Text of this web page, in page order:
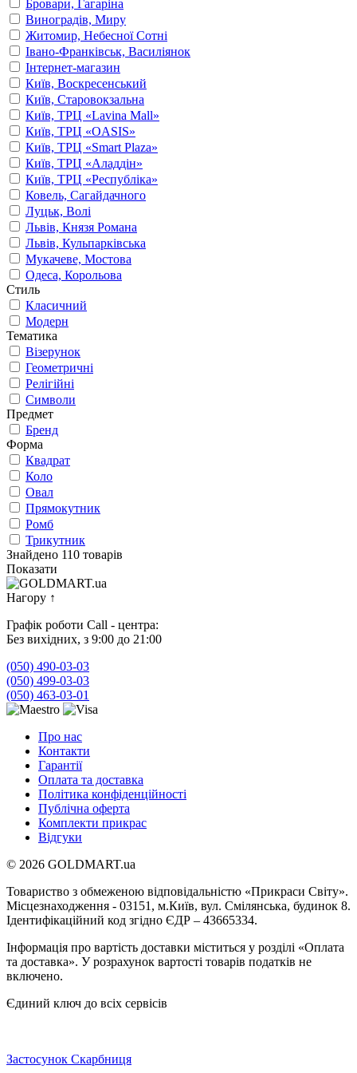
Бровари, Гагаріна
Виноградів, Миру
Житомир, Небесної Сотні
Івано-Франківськ, Василіянок
Інтернет-магазин
Київ, Воскресенський
Київ, Старовокзальна
Київ, ТРЦ «Lavina Mall»
Київ, ТРЦ «OASIS»
Київ, ТРЦ «Smart Plaza»
Київ, ТРЦ «Аладдін»
Київ, ТРЦ «Республіка»
Ковель, Сагайдачного
Луцьк, Волі
Львів, Князя Романа
Львів, Кульпарківська
Мукачеве, Мостова
Одеса, Корольова
Стиль
Класичний
Модерн
Тематика
Візерунок
Геометричні
Релігійні
Символи
Предмет
Бренд
Форма
Квадрат
Коло
Овал
Прямокутник
Ромб
Трикутник
Знайдено 110 товарів
Показати
Нагору ↑
Графік роботи Call - центра:
Без вихідних, з 9:00 до 21:00
(050) 490-03-03
(050) 499-03-03
(050) 463-03-01
Про нас
Контакти
Гарантії
Оплата та доставка
Політика конфіденційності
Публічна оферта
Комплекти прикрас
Відгуки
© 2026 GOLDMART.ua
Товариство з обмеженою відповідальністю «Прикраси Світу».
Місцезнаходження - 03151, м.Київ, вул. Смілянська, будинок 8.
Ідентифікаційний код згідно ЄДР – 43665334.
Інформація про вартість доставки міститься у розділі «Оплата
та доставка». У розрахунок вартості товарів податків не
включено.
Єдиний ключ до всіх сервісів
Застосунок Скарбниця